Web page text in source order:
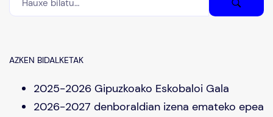
AZKEN BIDALKETAK
2025-2026 Gipuzkoako Eskobaloi Gala
2026-2027 denboraldian izena emateko epea